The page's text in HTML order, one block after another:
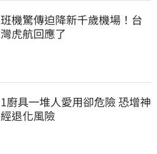
班機驚傳迫降新千歲機場！台
灣虎航回應了
1廚具一堆人愛用卻危險 恐增神
經退化風險